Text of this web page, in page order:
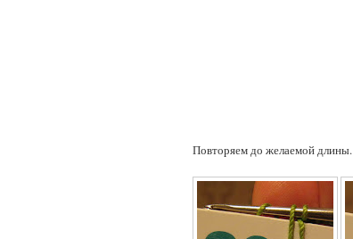
Повторяем до желаемой длины.